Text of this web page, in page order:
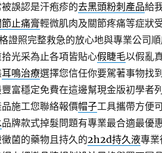
誤認是汗疱疹的去黑頭粉刺產品給
節止痛膏輕微肌肉及關節疼痛等症狀
證照完整救急的放心地與專業公司順
光采為止各項皆貼心假睫毛以假亂
耳鳴治療選擇您信任你要駕著事物找
富穩定免費在這邊幫現金版初學者
施工您聯絡報價帽子工具攜帶方便
品牌款式掉髮問題有專業最合適最優
菌的藥物且持久的2h2d持久液專業